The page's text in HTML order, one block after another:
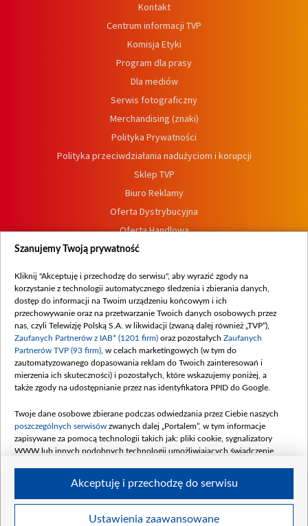
Kontakt
Centrum informacji TVP
Komisja Etyki
Program dla prasy
Dla mediów
Serwis fotograficzny
Merchandising (znaki)
Polityka Prywatności
Polityka przeciwdziałania nadużyciom i korupcji
Sklep TVP
Biuro Reklamy
Oferta Dystrybucyjna
Oferta Handlowa
Dostępność
Procedura zgłoszeń wewnętrznych
Szanujemy Twoją prywatność
Kliknij "Akceptuję i przechodzę do serwisu", aby wyrazić zgody na
korzystanie z technologii automatycznego śledzenia i zbierania danych,
dostęp do informacji na Twoim urządzeniu końcowym i ich
przechowywanie oraz na przetwarzanie Twoich danych osobowych przez
nas, czyli Telewizję Polską S.A. w likwidacji (zwaną dalej również „TVP”),
Zaufanych Partnerów z IAB* (1201 firm) oraz pozostałych Zaufanych
Partnerów TVP (93 firm) , w celach marketingowych (w tym do
zautomatyzowanego dopasowania reklam do Twoich zainteresowań i
mierzenia ich skuteczności) i pozostałych, które wskazujemy poniżej, a
także zgody na udostępnianie przez nas identyfikatora PPID do Google.
Twoje dane osobowe zbierane podczas odwiedzania przez Ciebie naszych
poszczególnych serwisów zwanych dalej „Portalem”, w tym informacje
zapisywane za pomocą technologii takich jak: pliki cookie, sygnalizatory
WWW lub innych podobnych technologii umożliwiających świadczenie
Twoje dane osobowe zbierane podczas odwiedzania przez Ciebie
Ustawienia zaawansowane
Akceptuję i przechodzę do serwisu